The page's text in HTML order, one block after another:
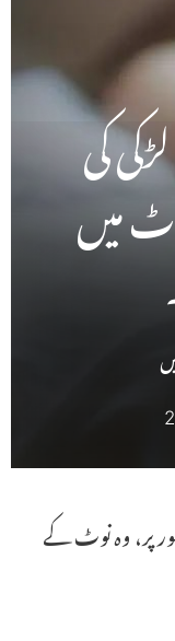
کی
میں
پر، وہ نوٹ کے